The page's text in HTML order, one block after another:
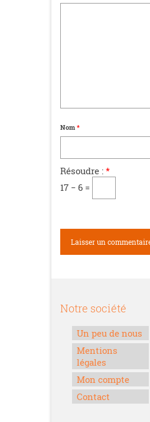
Nom *
Résoudre : *
17 − 6 =
Notre société
Un peu de nous
Mentions
légales
Mon compte
Contact